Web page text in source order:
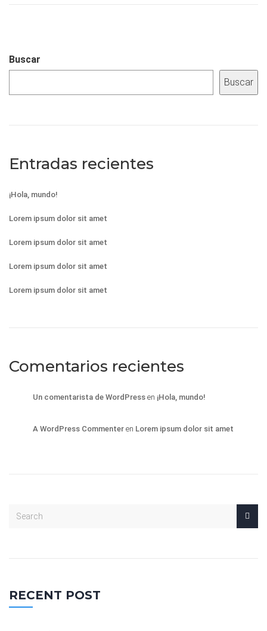
Buscar
Buscar
Entradas recientes
¡Hola, mundo!
Lorem ipsum dolor sit amet
Lorem ipsum dolor sit amet
Lorem ipsum dolor sit amet
Lorem ipsum dolor sit amet
Comentarios recientes
Un comentarista de WordPress en ¡Hola, mundo!
A WordPress Commenter en Lorem ipsum dolor sit amet
RECENT POST